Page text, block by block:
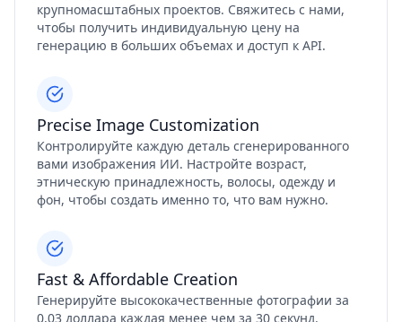
крупномасштабных проектов. Свяжитесь с нами,
чтобы получить индивидуальную цену на
генерацию в больших объемах и доступ к API.
Precise Image Customization
Контролируйте каждую деталь сгенерированного
вами изображения ИИ. Настройте возраст,
этническую принадлежность, волосы, одежду и
фон, чтобы создать именно то, что вам нужно.
Fast & Affordable Creation
Генерируйте высококачественные фотографии за
0,03 доллара каждая менее чем за 30 секунд.